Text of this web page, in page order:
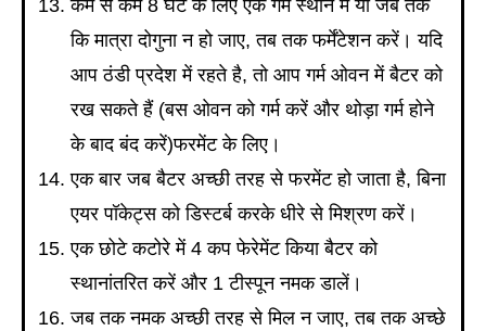
कम से कम 8 घंटे के लिए एक गर्म स्थान में या जब तक
कि मात्रा दोगुना न हो जाए, तब तक फर्मेंटेशन करें। यदि
आप ठंडी प्रदेश में रहते है, तो आप गर्म ओवन में बैटर को
रख सकते हैं (बस ओवन को गर्म करें और थोड़ा गर्म होने
के बाद बंद करें)फरमेंट के लिए।
एक बार जब बैटर अच्छी तरह से फरमेंट हो जाता है, बिना
एयर पॉकेट्स को डिस्टर्ब करके धीरे से मिश्रण करें।
एक छोटे कटोरे में 4 कप फेरेमेंट किया बैटर को
स्थानांतरित करें और 1 टीस्पून नमक डालें।
जब तक नमक अच्छी तरह से मिल न जाए, तब तक अच्छे